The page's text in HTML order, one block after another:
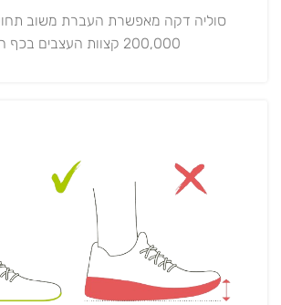
סוליה דקה מאפשרת העברת משוב
200,000 קצוות העצבים בכף הרגל.